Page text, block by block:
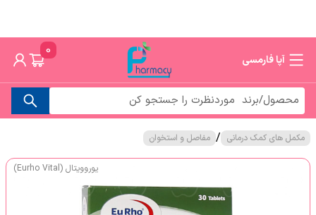
آپا فارمسی
0
مکمل های کمک درمانی / مفاصل و استخوان
یوروویتال (Eurho Vital)